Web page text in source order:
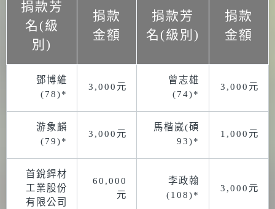
捐款芳
名(級
別)
捐款
金額
捐款芳
名(級別)
捐款
金額
鄧博維
(78)*
3,000元
曾志雄
(74)*
3,000元
游象麟
(79)*
3,000元
馬楷崴(碩
93)*
1,000元
首銳銲材
工業股份
有限公司
60,000
元
李政翰
(108)*
3,000元